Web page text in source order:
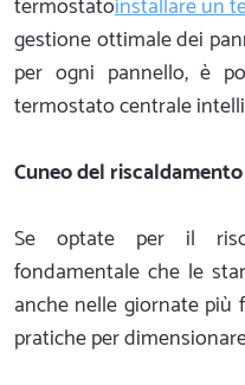
gestione ottimale dei
per ogni pannello, è
termostato centrale
Cuneo del
Se optate per il
fondamentale che le
anche nelle giornate più
pratiche per